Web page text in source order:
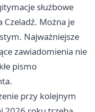
służbowe
Można je
Najważniejsze
zawiadomienia nie
pismo
przy kolejnym